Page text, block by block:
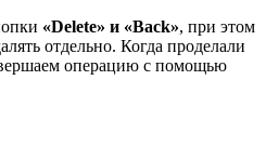
«Delete» и «Back», при этом
отдельно. Когда проделали
операцию с помощью